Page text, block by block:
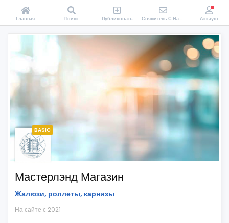
BASIC
Мастерлэнд Магазин
Жалюзи, роллеты, карнизы
На сайте с 2021
Главная Поиск Публиковать Свяжитесь С Нами Аккаунт